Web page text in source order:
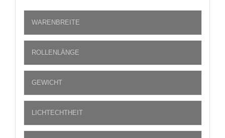
WARENBREITE
ROLLENLÄNGE
GEWICHT
LICHTECHTHEIT